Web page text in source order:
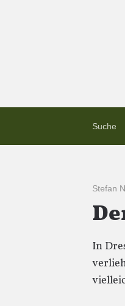
Suche
Stefan
In